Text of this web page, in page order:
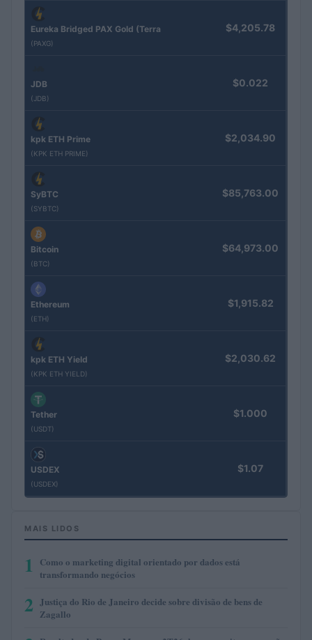
Eureka Bridged PAX Gold (Terra
(PAXG)
$4,205.78
JDB
(JDB)
$0.022
kpk ETH Prime
(KPK ETH PRIME)
$2,034.90
SyBTC
(SYBTC)
$85,763.00
Bitcoin
(BTC)
$64,973.00
Ethereum
(ETH)
$1,915.82
kpk ETH Yield
(KPK ETH YIELD)
$2,030.62
Tether
(USDT)
$1.000
USDEX
(USDEX)
$1.07
MAIS LIDOS
1
Como o marketing digital orientado por dados está
transformando negócios
2
Justiça do Rio de Janeiro decide sobre divisão de bens de
Zagallo